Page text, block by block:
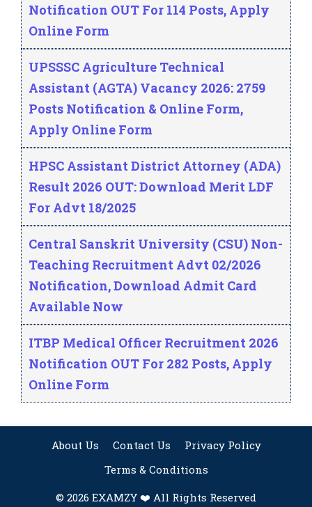
Notification OUT For 114 Posts, Apply
Online Form
UPSSSC Agriculture Technical
Assistant (AGTA) Vacancy 2026: 2759
Posts Notification & Online Form,
Apply Online Form
HPSC Assistant District Attorney (ADA)
Result 2026 OUT: Download Merit LDF
For Advt 18/2025
Central Sanskrit University (CSU) Non-
Teaching Recruitment Advt 02/2026
Notification, Download Admit Card
Available Now
ITBP Medical Officer Recruitment 2026
Notification OUT For 282 Posts, Apply
Online Form
About Us Contact Us
Privacy Policy
Terms & Conditions
© 2026 EXAMZY ❤️ All Rights Reserved